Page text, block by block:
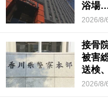
浴場
2026/8/
接骨
被害
送検
2026/8/